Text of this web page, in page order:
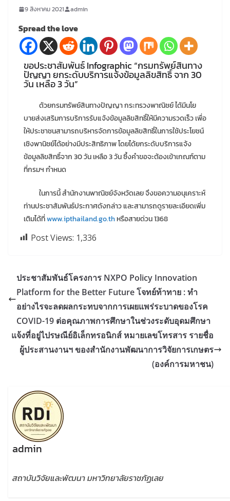
9 สิงหาคม 2021 admin
Spread the love
ขอประชาสัมพันธ์ Infographic “กรมทรัพย์สินทาง
ปัญญา ยกระดับบริการแจ้งข้อมูลลิขสิทธิ์ จาก 30
วัน เหลือ 3 วัน”
ด้วยกรมทรัพย์สินทางปัญญา กระทรวงพาณิชย์ ได้มีนโย
บายส่งเสริมการบริการรับแจ้งข้อมูลลิขสิทธิ์ให้มีความรวดเร็ว เพื่อ
ให้ประชาชนสามารถบริหารจัดการข้อมูลลิขสิทธิ์ในการใช้ประโยชน์
เชิงพานิชย์ได้อย่างมีประสิทธิภาพ โดยได้ยกระดับบริการแจ้ง
ข้อมูลลิขสิทธิ์จาก 30 วัน เหลือ 3 วัน ซึ้งคำขอจะต้องเข้าเกณฑ์ตาม
ที่กรมฯ กำหนด
ในการนี้ สำนักงานพาณิชย์จังหวัดเลย จึงขอความอนุเคราะห์
ท่านประชาสัมพันธ์ประกาศดังกล่าว และสามารถดูรายละเอียดเพิ่ม
เติมได้ที่www.ipthailand.go.thหรือสายด่วน 1368
Post Views: 1,336
ประชาสัมพันธ์โครงการ NXPO Policy Innovation
Platform for the Better Future โจทย์ท้าทาย : ทำ
อย่างไรจะลดผลกระทบจากการเผยแพร่ระบาดของโรค
COVID-19 ต่อคุณภาพการศึกษาในช่วงระดับอุดมศึกษา
แจ้งที่อยู่ไปรษณีย์อิเล็กทรอนิกส์ หมายเลขโทรสาร รายชื่อ
ผู้ประสานงานฯ ของสำนักงานพัฒนาการวิจัยการเกษตร
(องค์การมหาชน)
admin
สถาบันวิจัยและพัฒนา มหาวิทยาลัยราชภัฏเลย